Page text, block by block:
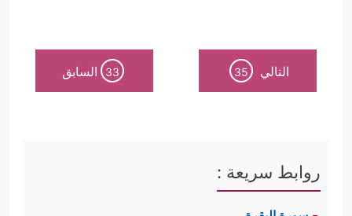
التالي 35
33 السابق
روابط سريعة :